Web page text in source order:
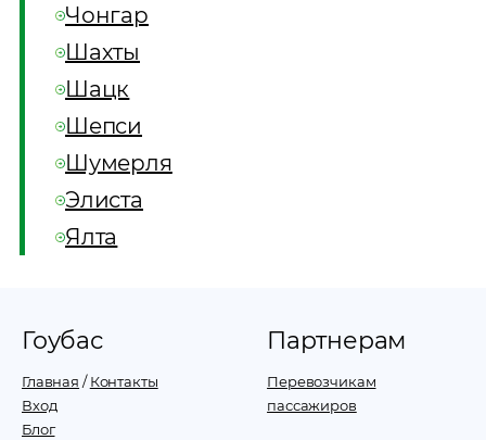
Чонгар
Шахты
Шацк
Шепси
Шумерля
Элиста
Ялта
Гоубас
Главная /Контакты
Вход
Блог
Партнерам
Перевозчикам
пассажиров